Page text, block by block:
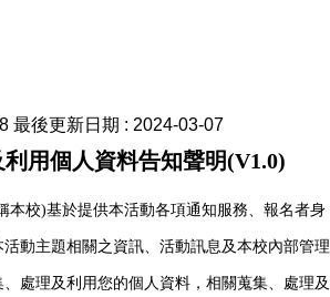
最後更新日期 : 2024-03-07
用個人資料告知聲明(V1.0)
校)基於提供本活動各項通知服務、報名者身
動主題相關之資訊、活動訊息及本校內部管理
處理及利用您的個人資料，相關蒐集、處理及